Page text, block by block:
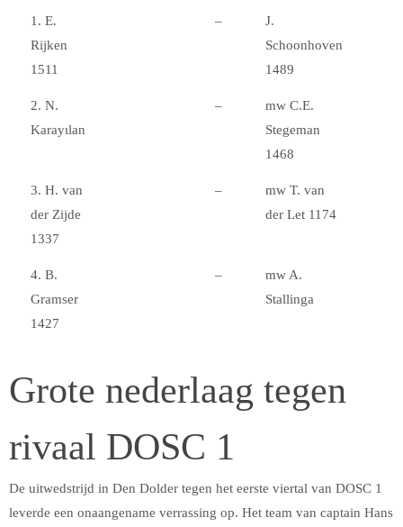
1. E.
Rijken
1511
–
J.
Schoonhoven
1489
2. N.
Karayιlan
–
mw C.E.
Stegeman
1468
3. H. van
der Zijde
1337
–
mw T. van
der Let 1174
4. B.
Gramser
1427
–
mw A.
Stallinga
Grote nederlaag tegen
rivaal DOSC 1
De uitwedstrijd in Den Dolder tegen het eerste viertal van DOSC 1
leverde een onaangename verrassing op. Het team van captain Hans